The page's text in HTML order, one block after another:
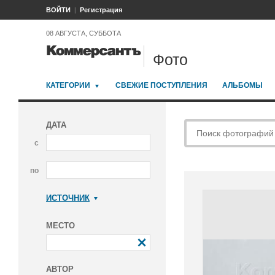
ВОЙТИ Регистрация
08 АВГУСТА, СУББОТА
Фото
КАТЕГОРИИ СВЕЖИЕ ПОСТУПЛЕНИЯ АЛЬБОМЫ
ДАТА
с
по
ИСТОЧНИК
МЕСТО
АВТОР